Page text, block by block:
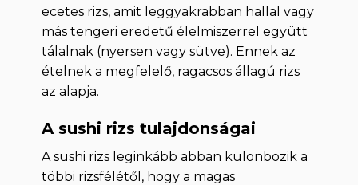
ecetes rizs, amit leggyakrabban hallal vagy
más tengeri eredetű élelmiszerrel együtt
tálalnak (nyersen vagy sütve). Ennek az
ételnek a megfelelő, ragacsos állagú rizs
az alapja.
A sushi rizs tulajdonságai
A sushi rizs leginkább abban különbözik a
többi rizsfélétől, hogy a magas